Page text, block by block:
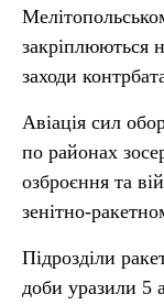
закріплюються
заходи
Авіація сил
по районах
озброєння та
зенітно-
Підрозділи
доби уразили 5